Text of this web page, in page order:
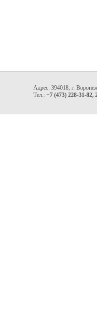
Адрес: 394018, г.
Тел.: +7 (473) 228-31-82,